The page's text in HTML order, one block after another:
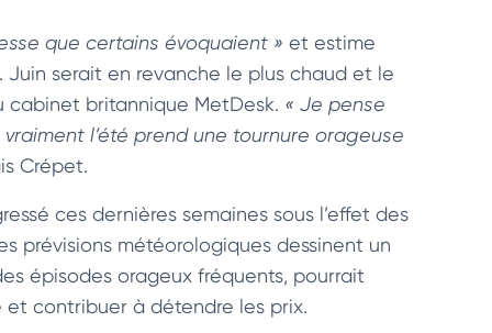
que certains évoquaient » et estime
serait en revanche le plus chaud et le
cabinet britannique MetDesk. « Je pense
l’été prend une tournure orageuse
Crépet.
ces dernières semaines sous l’effet des
prévisions météorologiques dessinent un
épisodes orageux fréquents, pourrait
contribuer à détendre les prix.